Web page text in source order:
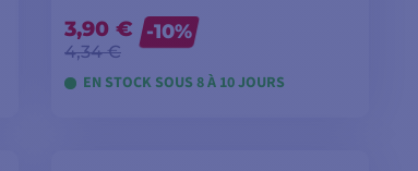
3,90 €
4,34 €
-10%
EN STOCK SOUS 8 À 10 JOURS